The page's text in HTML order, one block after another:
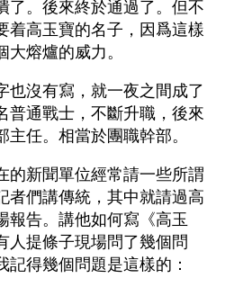
了。後來終於通過了。但不
着高玉寶的名子，因爲這樣
熔爐的威力。
也沒有寫，就一夜之間成了
普通戰士，不斷升職，後來
任。相當於團職幹部。
的新聞單位經常請一些所謂
者們講傳統，其中就請過高
報告。講他如何寫《高玉
人提條子現場問了幾個問
記得幾個問題是這樣的：